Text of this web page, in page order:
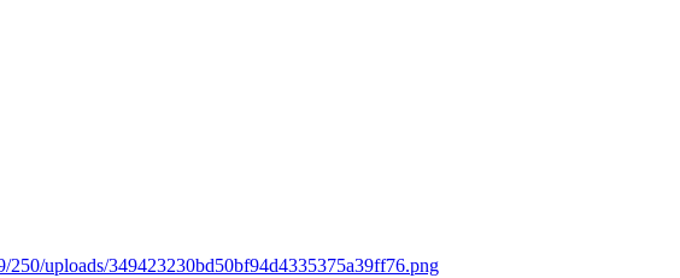
250/uploads/349423230bd50bf94d4335375a39ff76.png